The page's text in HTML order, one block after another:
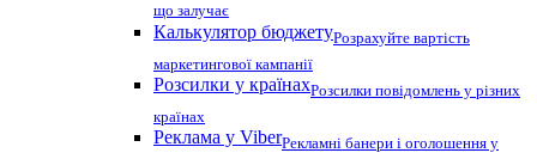
що залучає
Калькулятор бюджетуРозрахуйте вартість
маркетингової кампанії
Розсилки у країнахРозсилки повідомлень у різних
країнах
Реклама у ViberРекламні банери і оголошення у